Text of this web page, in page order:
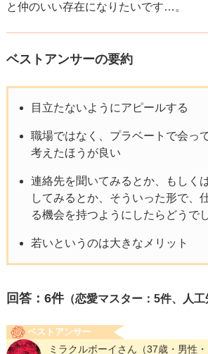
と仲のいい存在になりたいです…。
ベストアンサーの要約
目立たないようにアピールする
職場ではなく、プラベートで会っ
考えたほうが良い
連絡先を聞いてみるとか、もしく
してみるとか、そういった形で、
る機会を持つようにしたらどうで
若いというのは大きなメリット
回答： 6件（恋愛マスター：5件、人工
ベストアンサー
ミラクルボーイさん （37歳・男性・